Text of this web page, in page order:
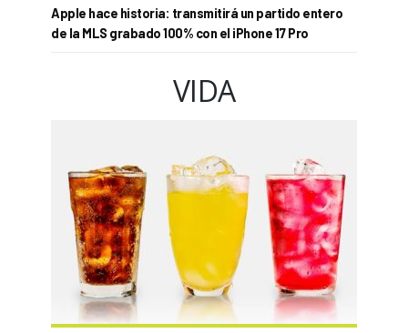
Apple hace historia: transmitirá un partido entero
de la MLS grabado 100% con el iPhone 17 Pro
VIDA